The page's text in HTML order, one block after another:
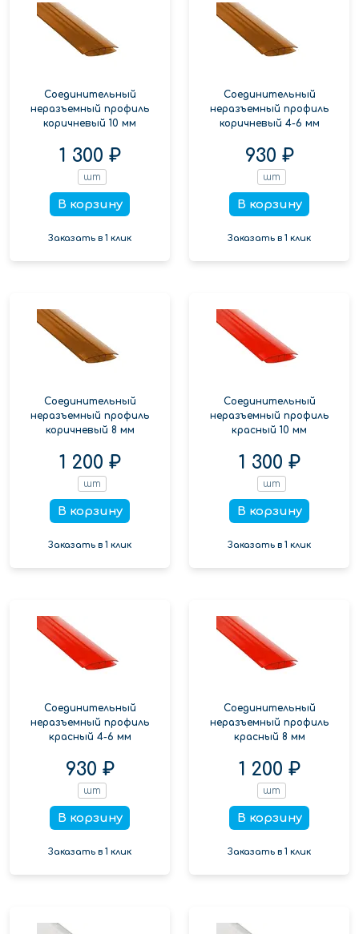
Соединительный
неразъемный профиль
коричневый 10 мм
1 300 ₽
шт
В корзину
Заказать в 1 клик
Соединительный
неразъемный профиль
коричневый 4-6 мм
930 ₽
шт
В корзину
Заказать в 1 клик
Соединительный
неразъемный профиль
коричневый 8 мм
1 200 ₽
шт
В корзину
Заказать в 1 клик
Соединительный
неразъемный профиль
красный 10 мм
1 300 ₽
шт
В корзину
Заказать в 1 клик
Соединительный
неразъемный профиль
красный 4-6 мм
930 ₽
шт
В корзину
Заказать в 1 клик
Соединительный
неразъемный профиль
красный 8 мм
1 200 ₽
шт
В корзину
Заказать в 1 клик